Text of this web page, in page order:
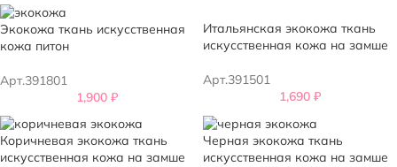
Экокожа ткань искусственная
кожа питон
Арт.391801
1,900 ₽
Итальянская экокожа ткань
искусственная кожа на замше
Арт.391501
1,690 ₽
Коричневая экокожа ткань
искусственная кожа на замше
Черная экокожа ткань
искусственная кожа на замше